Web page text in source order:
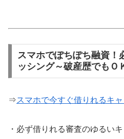
スマホでぽちぽち融資！
ッシング～破産歴でもＯ
⇒スマホで今すぐ借りれるキ
・必ず借りれる審査のゆるい